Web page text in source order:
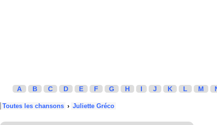
A B C D E F G H I J K L M
Toutes les chansons › Juliette Gréco